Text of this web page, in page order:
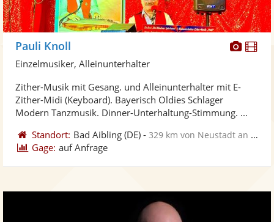
Pauli Knoll
Einzelmusiker, Alleinunterhalter
Zither-Musik mit Gesang. und Alleinunterhalter mit E-
Zither-Midi (Keyboard). Bayerisch Oldies Schlager
Modern Tanzmusik. Dinner-Unterhaltung-Stimmung. ...
Standort: Bad Aibling (DE) -329 km von Neustadt an der Weinstraße
Gage: auf Anfrage